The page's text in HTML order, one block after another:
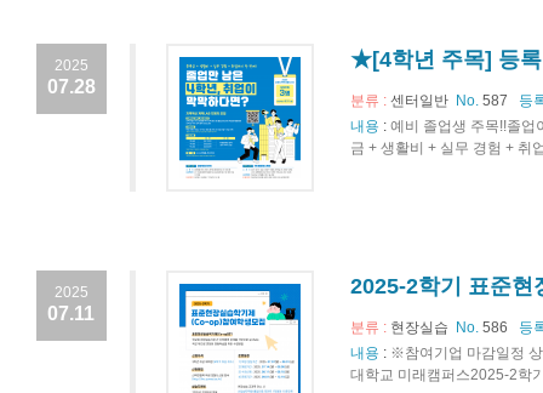
2025
07.28
★[4학년 주목] 등록
분류 : 센터일반 No. 587
등
내용 : 예비 졸업생 주목!!졸업
금 + 생활비 + 실무 경험 + 취
2025
07.11
2025-2학기 표준현
분류 : 현장실습 No. 586
등
내용 : ※참여기업 마감일정
대학교 미래캠퍼스2025-2학